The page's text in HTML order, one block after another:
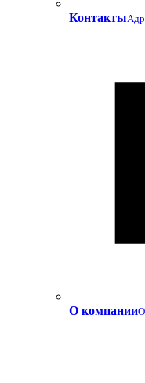
Контакты
О компании